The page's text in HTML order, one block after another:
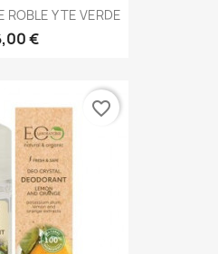
ROBLE Y TE VERDE
€
favorite_border